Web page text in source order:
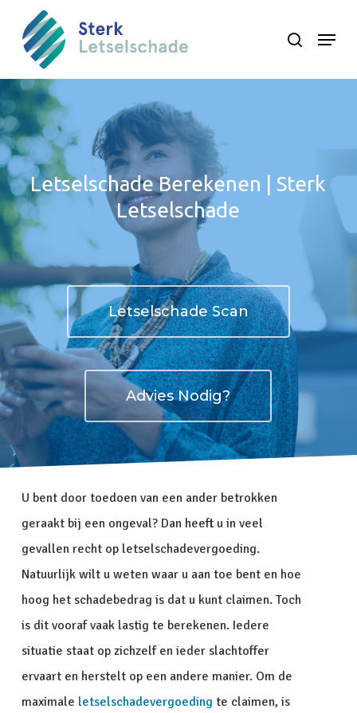
content
search
Menu
Letselschade Berekenen | Sterk
Letselschade
Letselschade Scan
Advies Nodig?
U bent door toedoen van een ander betrokken
geraakt bij een ongeval? Dan heeft u in veel
gevallen recht op letselschadevergoeding.
Natuurlijk wilt u weten waar u aan toe bent en hoe
hoog het schadebedrag is dat u kunt claimen. Toch
is dit vooraf vaak lastig te berekenen. Iedere
situatie staat op zichzelf en ieder slachtoffer
ervaart en herstelt op een andere manier. Om de
maximale letselschadevergoeding te claimen, is
Menu